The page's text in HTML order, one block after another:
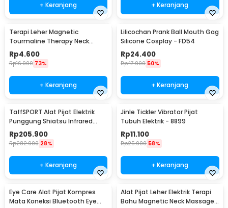
+ Keranjang + Keranjang
Terapi Leher Magnetic
Tourmaline Therapy Neck
Massager - DA-3484
Rp4.600
Rp16.900 73%
+ Keranjang
Lilicochan Prank Ball Mouth Gag
Silicone Cosplay - FD54
Rp24.400
Rp47.900 50%
+ Keranjang
TaffSPORT Alat Pijat Elektrik
Punggung Shiatsu Infrared
Massager - 608
Rp205.900
Rp282.900 28%
+ Keranjang
Jinle Tickler Vibrator Pijat
Tubuh Elektrik - 8899
Rp11.100
Rp25.900 58%
+ Keranjang
Eye Care Alat Pijat Kompres
Mata Koneksi Bluetooth Eye
Alat Pijat Leher Elektrik Terapi
Bahu Magnetic Neck Massager